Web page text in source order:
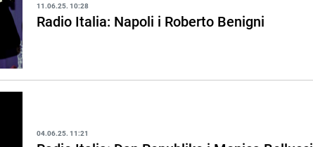
11.06.25. 10:28
Radio Italia: Napoli i Roberto Benigni
04.06.25. 11:21